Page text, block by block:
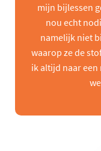
mijn bijlessen
nou echt
namelijk niet
waarop ze de
ik altijd naar een